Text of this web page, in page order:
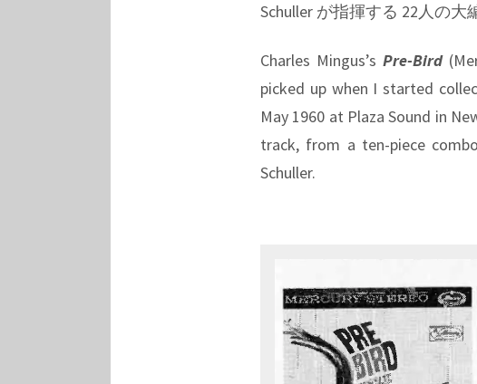
Schuller が指揮する 22人の
Charles Mingus’sPre-Bird
picked up when I started
May 1960 at Plaza Sound in
track, from a ten-piece
Schuller.